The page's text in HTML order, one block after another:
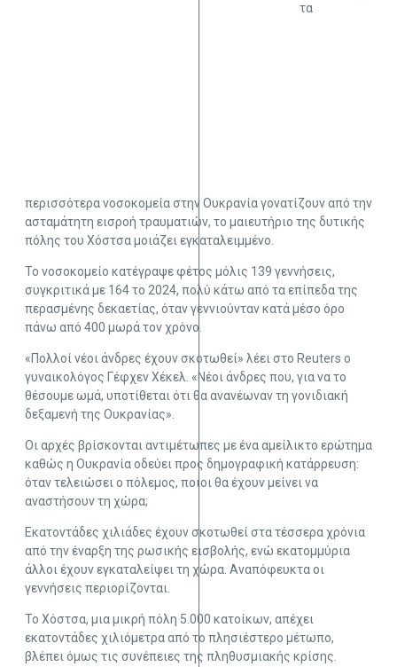
τα
περισσότερα νοσοκομεία στην Ουκρανία γονατίζουν από την
ασταμάτητη εισροή τραυματιών, το μαιευτήριο της δυτικής
πόλης του Χόστσα μοιάζει εγκαταλειμμένο.
Το νοσοκομείο κατέγραψε φέτος μόλις 139 γεννήσεις,
συγκριτικά με 164 το 2024, πολύ κάτω από τα επίπεδα της
περασμένης δεκαετίας, όταν γεννιούνταν κατά μέσο όρο
πάνω από 400 μωρά τον χρόνο.
«Πολλοί νέοι άνδρες έχουν σκοτωθεί» λέει στο Reuters ο
γυναικολόγος Γέφχεν Χέκελ. «Νέοι άνδρες που, για να το
θέσουμε ωμά, υποτίθεται ότι θα ανανέωναν τη γονιδιακή
δεξαμενή της Ουκρανίας».
Οι αρχές βρίσκονται αντιμέτωπες με ένα αμείλικτο ερώτημα
καθώς η Ουκρανία οδεύει προς δημογραφική κατάρρευση:
όταν τελειώσει ο πόλεμος, ποιοι θα έχουν μείνει να
αναστήσουν τη χώρα;
Εκατοντάδες χιλιάδες έχουν σκοτωθεί στα τέσσερα χρόνια
από την έναρξη της ρωσικής εισβολής, ενώ εκατομμύρια
άλλοι έχουν εγκαταλείψει τη χώρα. Αναπόφευκτα οι
γεννήσεις περιορίζονται.
Το Χόστσα, μια μικρή πόλη 5.000 κατοίκων, απέχει
εκατοντάδες χιλιόμετρα από το πλησιέστερο μέτωπο,
βλέπει όμως τις συνέπειες της πληθυσμιακής κρίσης.